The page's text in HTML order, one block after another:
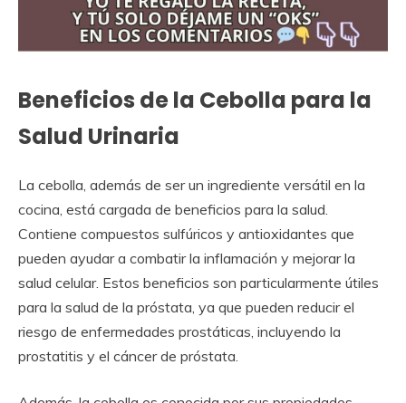
Beneficios de la Cebolla para la
Salud Urinaria
La cebolla, además de ser un ingrediente versátil en la
cocina, está cargada de beneficios para la salud.
Contiene compuestos sulfúricos y antioxidantes que
pueden ayudar a combatir la inflamación y mejorar la
salud celular. Estos beneficios son particularmente útiles
para la salud de la próstata, ya que pueden reducir el
riesgo de enfermedades prostáticas, incluyendo la
prostatitis y el cáncer de próstata.